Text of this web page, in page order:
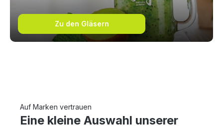
Zu den Gläsern
Auf Marken vertrauen
Eine kleine Auswahl unserer